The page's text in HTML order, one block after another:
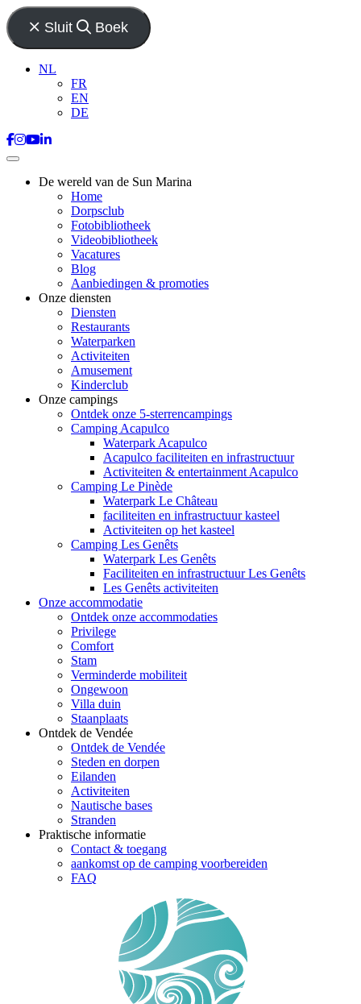
Sluit Boek
NL
FR
EN
DE
De wereld van de Sun Marina
Home
Dorpsclub
Fotobibliotheek
Videobibliotheek
Vacatures
Blog
Aanbiedingen & promoties
Onze diensten
Diensten
Restaurants
Waterparken
Activiteiten
Amusement
Kinderclub
Onze campings
Ontdek onze 5-sterrencampings
Camping Acapulco
Waterpark Acapulco
Acapulco faciliteiten en infrastructuur
Activiteiten & entertainment Acapulco
Camping Le Pinède
Waterpark Le Château
faciliteiten en infrastructuur kasteel
Activiteiten op het kasteel
Camping Les Genêts
Waterpark Les Genêts
Faciliteiten en infrastructuur Les Genêts
Les Genêts activiteiten
Onze accommodatie
Ontdek onze accommodaties
Privilege
Comfort
Stam
Verminderde mobiliteit
Ongewoon
Villa duin
Staanplaats
Ontdek de Vendée
Ontdek de Vendée
Steden en dorpen
Eilanden
Activiteiten
Nautische bases
Stranden
Praktische informatie
Contact & toegang
aankomst op de camping voorbereiden
FAQ